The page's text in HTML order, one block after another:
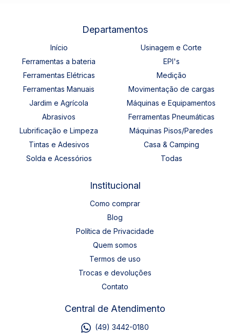
Departamentos
Início
Ferramentas a bateria
Ferramentas Elétricas
Ferramentas Manuais
Jardim e Agrícola
Abrasivos
Lubrificação e Limpeza
Tintas e Adesivos
Solda e Acessórios
Usinagem e Corte
EPI's
Medição
Movimentação de cargas
Máquinas e Equipamentos
Ferramentas Pneumáticas
Máquinas Pisos/Paredes
Casa & Camping
Todas
Institucional
Como comprar
Blog
Política de Privacidade
Quem somos
Termos de uso
Trocas e devoluções
Contato
Central de Atendimento
(49) 3442-0180